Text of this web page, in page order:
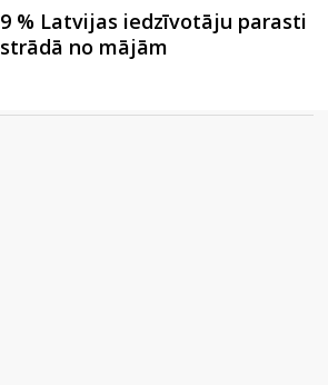
9 % Latvijas iedzīvotāju parasti
strādā no mājām